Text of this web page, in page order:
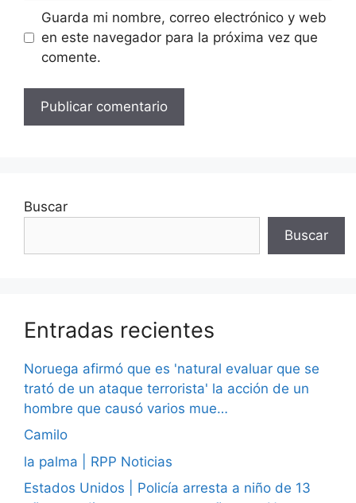
Guarda mi nombre, correo electrónico y web
en este navegador para la próxima vez que
comente.
Buscar
Buscar
Entradas recientes
Noruega afirmó que es 'natural evaluar que se
trató de un ataque terrorista' la acción de un
hombre que causó varios mue…
Camilo
la palma | RPP Noticias
Estados Unidos | Policía arresta a niño de 13